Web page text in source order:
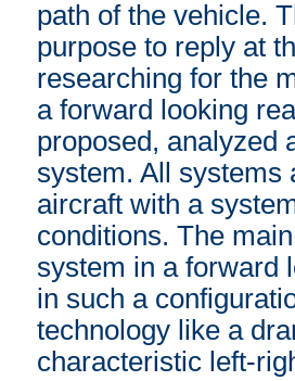
path of the vehicle.
purpose to reply at
researching for the
a forward looking
proposed, analyzed
system. All systems
aircraft with a
conditions. The
system in a forward
in such a
technology like a
characteristic left-